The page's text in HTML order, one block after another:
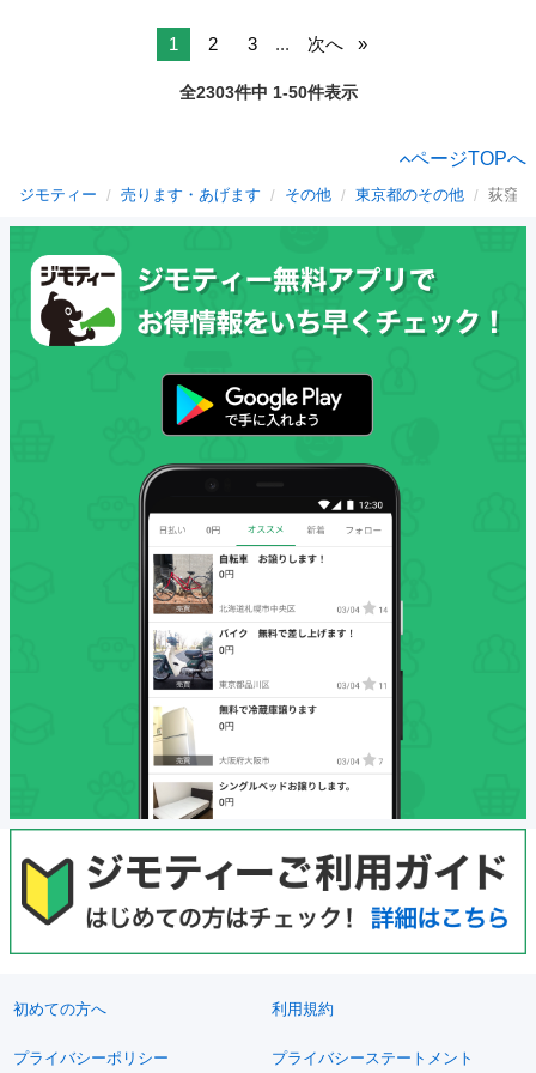
1 2 3 ... 次へ
全2303件中 1-50件表示
ページTOPへ
ジモティー 売ります・あげます その他 東京都のその他 荻窪
初めての方へ 利用規約
プライバシーポリシー プライバシーステートメント